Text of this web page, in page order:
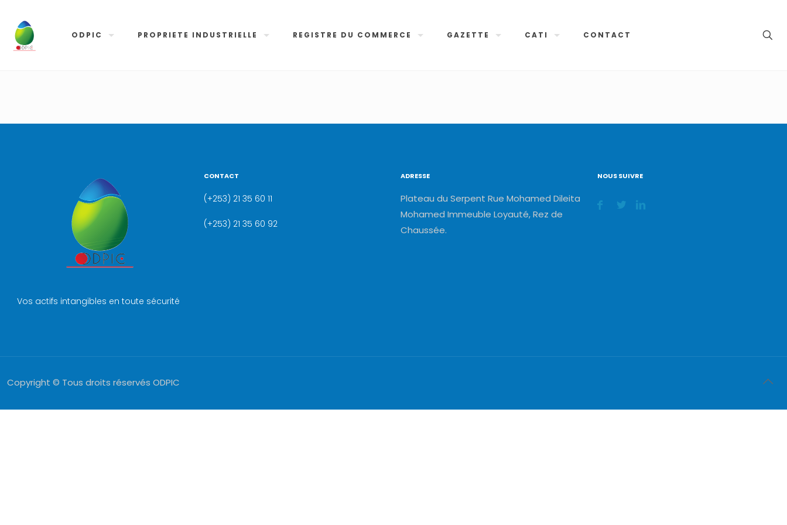
ODPIC PROPRIETE INDUSTRIELLE REGISTRE DU COMMERCE GAZETTE CATI CONTACT
Vos actifs intangibles en toute sécurité
CONTACT
(+253) 21 35 60 11
(+253) 21 35 60 92
ADRESSE
Plateau du Serpent Rue Mohamed Dileita
Mohamed Immeuble Loyauté, Rez de
Chaussée.
NOUS SUIVRE
Copyright © Tous droits réservés ODPIC